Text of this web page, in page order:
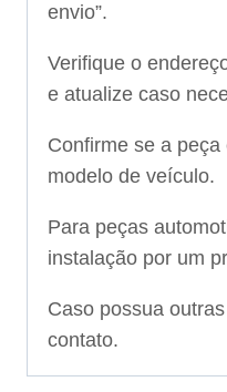
envio”.
Verifique o
e atualize caso
Confirme se a
modelo de veículo.
Para peças
instalação por um
Caso possua
contato.